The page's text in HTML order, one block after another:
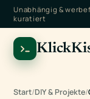
Unabhängig &
kuratiert
Start/DIY & Projekte/